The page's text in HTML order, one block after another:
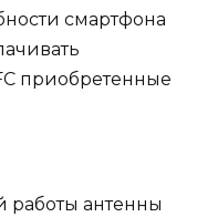
смартфона
приобретенные
работы антенны